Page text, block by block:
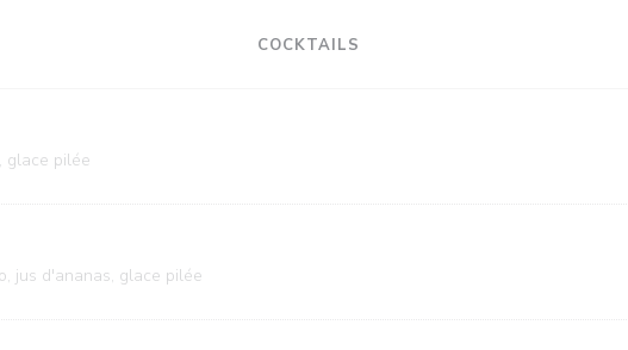
COCKTAILS
glace pilée
jus d'ananas, glace pilée